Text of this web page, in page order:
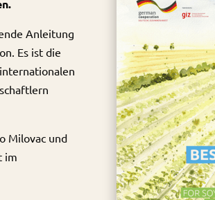
Anleitung
Es ist die
Milovac und
im